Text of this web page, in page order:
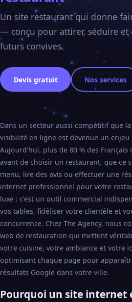
Un site restaurant qui donne
— conçu pour attirer, séduire et
futurs convives.
Devis gratuit Nos services
Dans un secteur aussi compétitif que
visibilité en ligne est devenue un
Aujourd'hui, plus de 80 % des
avant de choisir un restaurant, que ce
menu, lire des avis ou effectuer une
internet professionnel pour votre
luxe : c'est un outil commercial
vos tables, fidéliser votre clientèle et
concurrence. Chez The Agency, nous
web de restauration qui mettent
votre cuisine, votre ambiance et votre
optimisant chaque page pour
résultats Google dans votre ville.
Pourquoi un site internet